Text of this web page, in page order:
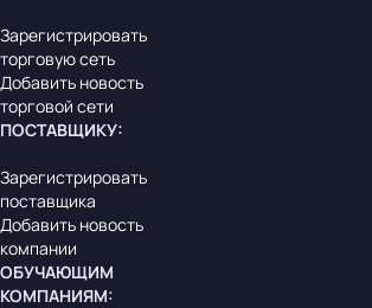
Зарегистрировать
торговую сеть
Добавить новость
торговой сети
ПОСТАВЩИКУ:
Зарегистрировать
поставщика
Добавить новость
компании
ОБУЧАЮЩИМ
КОМПАНИЯМ: